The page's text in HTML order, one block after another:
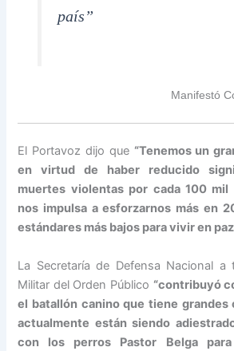
país”
Manifestó
El Portavoz dijo que “Tenemos un
en virtud de haber reducido
muertes violentas por cada 100 mil
nos impulsa a esforzarnos más en
estándares más bajos para vivir en
La Secretaría de Defensa Nacional a
Militar del Orden Público “contribuyó
el batallón canino que tiene grandes
actualmente están siendo
con los perros Pastor Belga